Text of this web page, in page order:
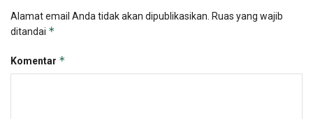
Alamat email Anda tidak akan dipublikasikan. Ruas yang wajib
ditandai *
Komentar *